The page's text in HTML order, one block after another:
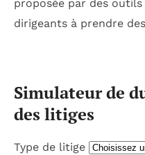
proposée par des
dirigeants à prendre
Simulateur de
des litiges
Type de litige